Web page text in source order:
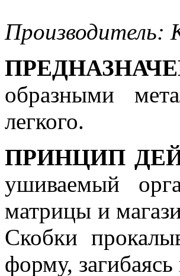
Производитель:
образными
легкого.
ПРИНЦИП
ушиваемый
матрицы и
Скобки
форму,